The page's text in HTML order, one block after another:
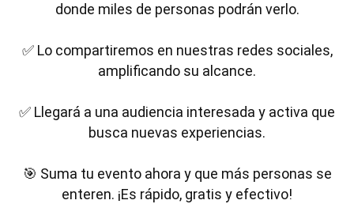
donde miles de personas podrán verlo.
✅ Lo compartiremos en nuestras redes sociales,
amplificando su alcance.
✅ Llegará a una audiencia interesada y activa que
busca nuevas experiencias.
🎯 Suma tu evento ahora y que más personas se
enteren. ¡Es rápido, gratis y efectivo!